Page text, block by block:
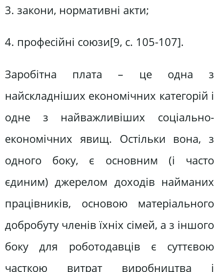
3. закони, нормативні акти;
4. професійні союзи[9, c. 105-107].
Заробітна плата – це одна з
найскладніших економічних категорій і
одне з найважливіших соціально-
економічних явищ. Остільки вона, з
одного боку, є основним (і часто
єдиним) джерелом доходів найманих
працівників, основою матеріального
добробуту членів їхніх сімей, а з іншого
боку для роботодавців є суттєвою
часткою витрат виробництва і